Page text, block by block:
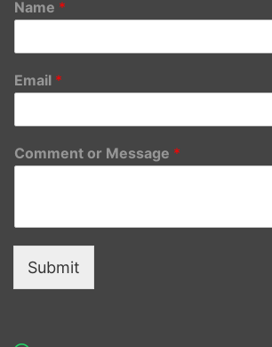
Name *
Email *
Comment or Message *
Submit